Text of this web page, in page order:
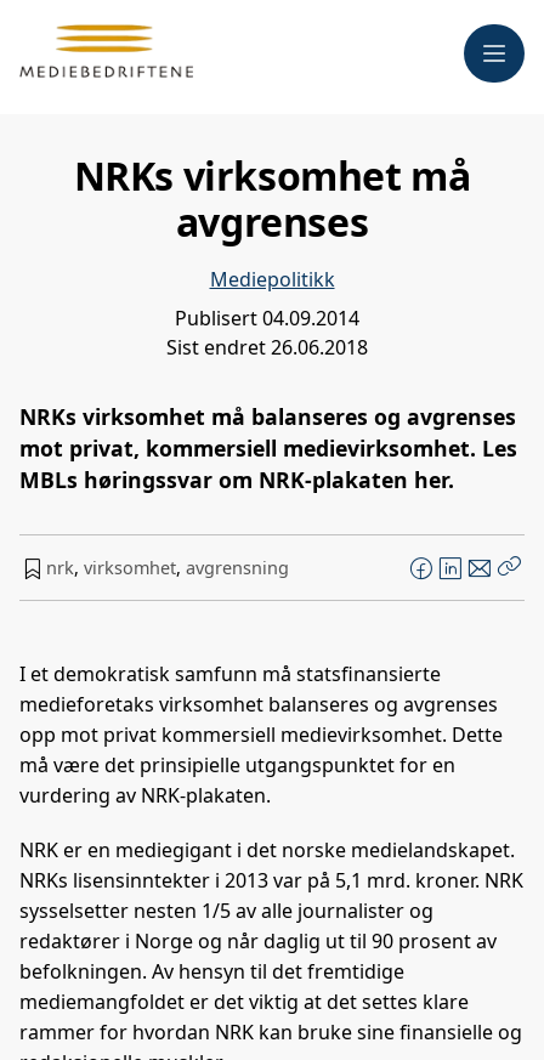
Meny
NRKs virksomhet må
avgrenses
Mediepolitikk
Publisert04.09.2014
Sist endret26.06.2018
NRKs virksomhet må balanseres og avgrenses
mot privat, kommersiell medievirksomhet. Les
MBLs høringssvar om NRK-plakaten her.
nrk, virksomhet, avgrensning
F
a
e
b
o
o
L
i
k
e
d
I
E
-
s
t
I et demokratisk samfunn må statsfinansierte
medieforetaks virksomhet balanseres og avgrenses
opp mot privat kommersiell medievirksomhet. Dette
må være det prinsipielle utgangspunktet for en
vurdering av NRK-plakaten.
NRK er en mediegigant i det norske medielandskapet.
NRKs lisensinntekter i 2013 var på 5,1 mrd. kroner. NRK
sysselsetter nesten 1/5 av alle journalister og
redaktører i Norge og når daglig ut til 90 prosent av
befolkningen. Av hensyn til det fremtidige
mediemangfoldet er det viktig at det settes klare
rammer for hvordan NRK kan bruke sine finansielle og